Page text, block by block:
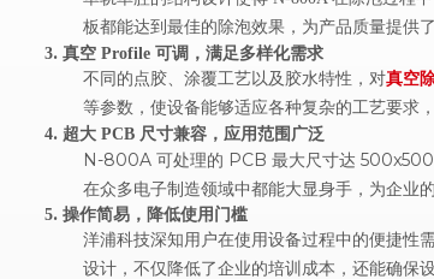
板都能达到最佳的除泡效果，为产品质量提供了
3. 真空 Profile 可调，满足多样化需求
不同的点胶、涂覆工艺以及胶水特性，对真空
等参数，使设备能够适应各种复杂的工艺要求
4. 超大 PCB 尺寸兼容，应用范围广泛
N-800A 可处理的 PCB 最大尺寸达
在众多电子制造领域中都能大显身手，为企业
5. 操作简易，降低使用门槛
洋浦科技深知用户在使用设备过程中的便捷性需
设计，不仅降低了企业的培训成本，还能确保